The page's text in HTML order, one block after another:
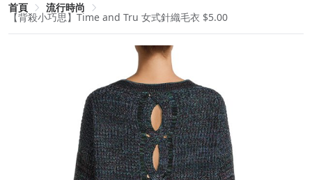
首頁 流行時尚
【背殺小巧思】Time and Tru 女式針織毛衣 $5.00